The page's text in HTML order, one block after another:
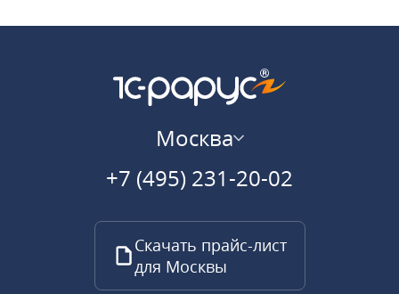
Москва
+7 (495) 231-20-02
Скачать прайс-лист
для Москвы